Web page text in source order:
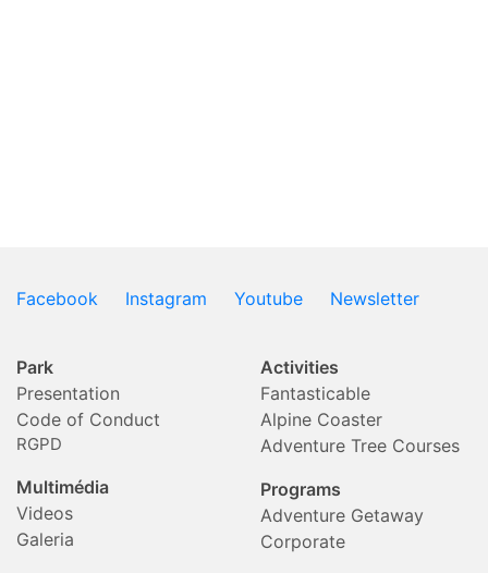
Facebook Instagram Youtube Newsletter
Park
Presentation
Code of Conduct
RGPD
Multimédia
Videos
Galeria
Activities
Fantasticable
Alpine Coaster
Adventure Tree Courses
Programs
Adventure Getaway
Corporate